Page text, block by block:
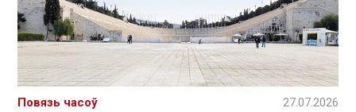
Повязь часоў 27.07.2026